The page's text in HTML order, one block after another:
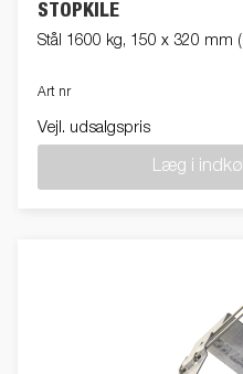
STOPKILE
Stål 1600 kg, 150 x 320 mm
Art nr
Vejl. udsalgspris
Læg i